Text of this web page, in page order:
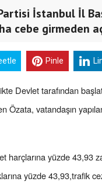
İstanbul İl
cebe girmeden
Pinle
Devlet tarafından
Özata, vatandaşın
harçlarına yüzde 43,93
yüzde 43,93,trafik